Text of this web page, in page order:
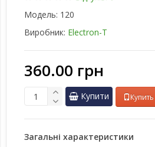
Модель: 120
Виробник: Electron-T
360.00 грн
Купити
Загальні характеристики